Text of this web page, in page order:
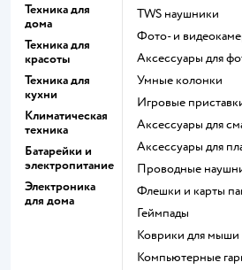
Техника для
дома
Техника для
красоты
Техника для
кухни
Климатическая
техника
Батарейки и
электропитание
Электроника
для дома
TWS наушники
фото- и
аксессуары для
умные колонки
игровые
аксессуары для
аксессуары для
проводные
флешки и карты
геймпады
коврики для мыши
компьютерные